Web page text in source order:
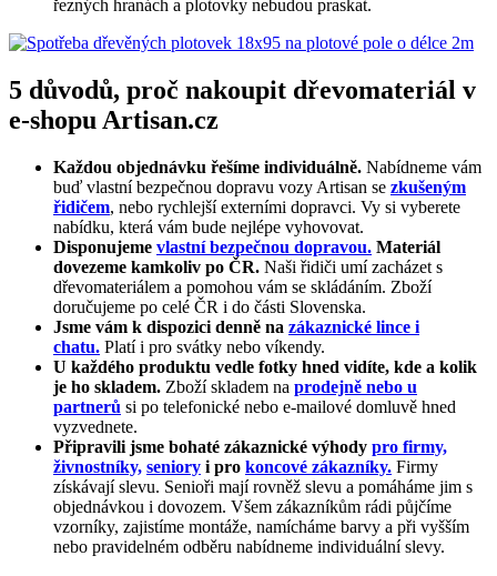
řezných hranách a plotovky nebudou praskat.
5 důvodů, proč nakoupit dřevomateriál v
e-shopu Artisan.cz
Každou objednávku řešíme individuálně. Nabídneme vám
buď vlastní bezpečnou dopravu vozy Artisan se zkušeným
řidičem, nebo rychlejší externími dopravci. Vy si vyberete
nabídku, která vám bude nejlépe vyhovovat.
Disponujeme vlastní bezpečnou dopravou. Materiál
dovezeme kamkoliv po ČR. Naši řidiči umí zacházet s
dřevomateriálem a pomohou vám se skládáním. Zboží
doručujeme po celé ČR i do části Slovenska.
Jsme vám k dispozici denně na zákaznické lince i
chatu. Platí i pro svátky nebo víkendy.
U každého produktu vedle fotky hned vidíte, kde a kolik
je ho skladem. Zboží skladem na prodejně nebo u
partnerů si po telefonické nebo e-mailové domluvě hned
vyzvednete.
Připravili jsme bohaté zákaznické výhody pro firmy,
živnostníky, seniory i pro koncové zákazníky. Firmy
získávají slevu. Senioři mají rovněž slevu a pomáháme jim s
objednávkou i dovozem. Všem zákazníkům rádi půjčíme
vzorníky, zajistíme montáže, namícháme barvy a při vyšším
nebo pravidelném odběru nabídneme individuální slevy.